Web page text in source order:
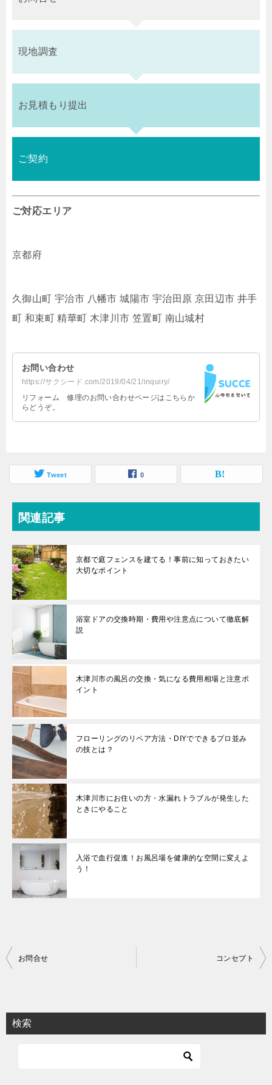
現地調査
お見積もり提出
ご契約
ご対応エリア
京都府
久御山町 宇治市 八幡市 城陽市 宇治田原 京田辺市 井手
町 和束町 精華町 木津川市 笠置町 南山城村
お問い合わせ
https://サクシード.com/2019/04/21/inquiry/
リフォーム 修理のお問い合わせページはこちらか
らどうぞ。
Tweet 0
関連記事
京都で庭フェンスを建てる！事前に知っておきたい
大切なポイント
浴室ドアの交換時期・費用や注意点について徹底解
説
木津川市の風呂の交換・気になる費用相場と注意ポ
イント
フローリングのリペア方法・DIYでできるプロ並み
の技とは？
木津川市にお住いの方・水漏れトラブルが発生した
ときにやること
入浴で血行促進！お風呂場を健康的な空間に変えよ
う！
投
ビ
ゲ
お問合せ コンセプト
検索